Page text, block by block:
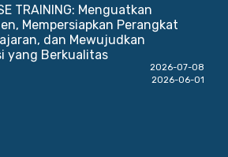
TRAINING: Menguatkan
Mempersiapkan Perangkat
dan Mewujudkan
yang Berkualitas
2026-07-08
2026-06-01